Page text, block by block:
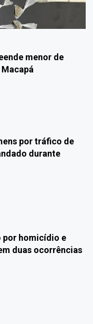
menor de
por tráfico de
durante
por homicídio e
duas ocorrências